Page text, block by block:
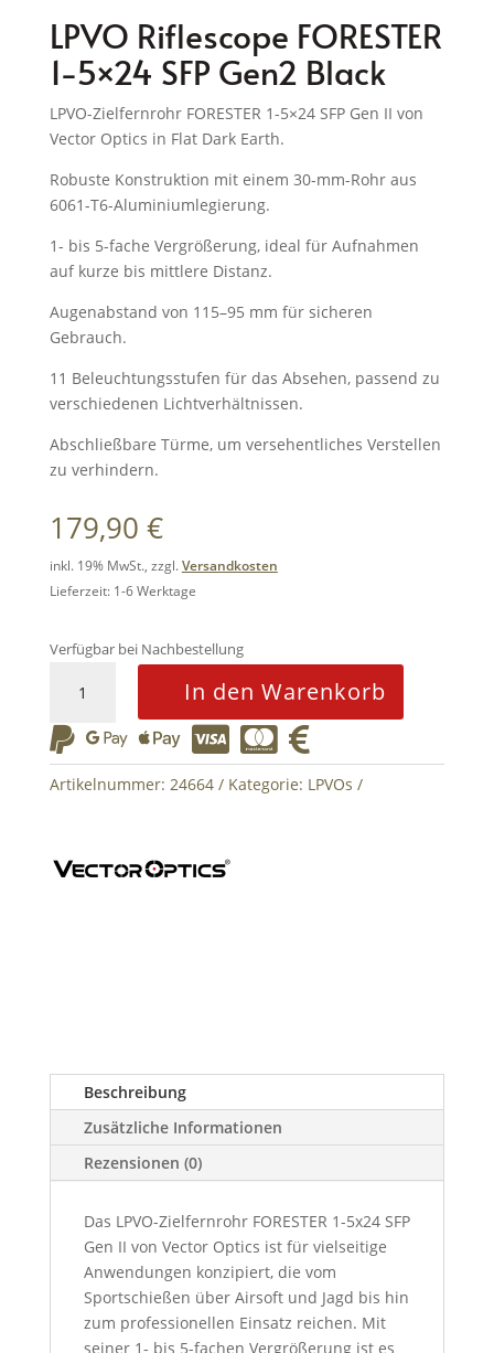
LPVO Riflescope FORESTER
1-5×24 SFP Gen2 Black
LPVO-Zielfernrohr FORESTER 1-5×24 SFP Gen II von
Vector Optics in Flat Dark Earth.
Robuste Konstruktion mit einem 30-mm-Rohr aus
6061-T6-Aluminiumlegierung.
1- bis 5-fache Vergrößerung, ideal für Aufnahmen
auf kurze bis mittlere Distanz.
Augenabstand von 115–95 mm für sicheren
Gebrauch.
11 Beleuchtungsstufen für das Absehen, passend zu
verschiedenen Lichtverhältnissen.
Abschließbare Türme, um versehentliches Verstellen
zu verhindern.
179,90 €
inkl. 19% MwSt., zzgl.Versandkosten
Lieferzeit: 1-6 Werktage
Verfügbar bei Nachbestellung
Riflescope
FORESTER
1-
5x24
Menge
In den Warenkorb
     
Artikelnummer: 24664 Kategorie: LPVOs
Beschreibung
Zusätzliche Informationen
Rezensionen (0)
Das LPVO-Zielfernrohr FORESTER 1-5x24 SFP
Gen II von Vector Optics ist für vielseitige
Anwendungen konzipiert, die vom
Sportschießen über Airsoft und Jagd bis hin
zum professionellen Einsatz reichen. Mit
seiner 1- bis 5-fachen Vergrößerung ist es